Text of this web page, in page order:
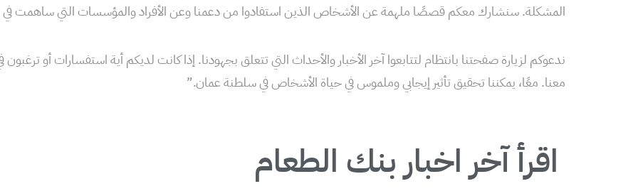
المشكلة. سنشارك معكم قصصًا ملهمة عن الأشخاص الذين استفادوا من دعمنا وعن الأفراد والمؤسسات التي ساهمت في
ندعوكم لزيارة صفحتنا بانتظام لتتابعوا آخر الأخبار والأحداث التي تتعلق بجهودنا. إذا كانت لديكم أية استفسارات أو ترغبون
معنا. معًا، يمكننا تحقيق تأثير إيجابي وملموس في حياة الأشخاص في سلطنة عمان.”
اقرأ آخر اخبار بنك الطعام